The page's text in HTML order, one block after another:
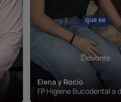
Elena y Rocío
FP Higiene Bucodental a